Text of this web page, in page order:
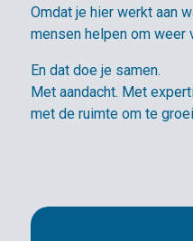
Omdat je hier werkt aan
mensen helpen om weer
En dat doe je samen.
Met aandacht. Met
met de ruimte om te